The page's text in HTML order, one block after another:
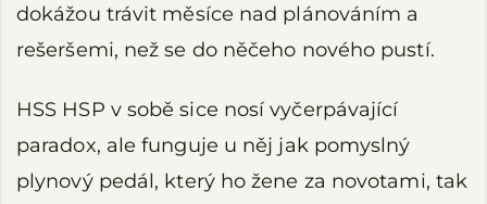
dokážou trávit měsíce nad plánováním a
rešeršemi, než se do něčeho nového pustí.
HSS HSP v sobě sice nosí vyčerpávající
paradox, ale funguje u něj jak pomyslný
plynový pedál, který ho žene za novotami, tak